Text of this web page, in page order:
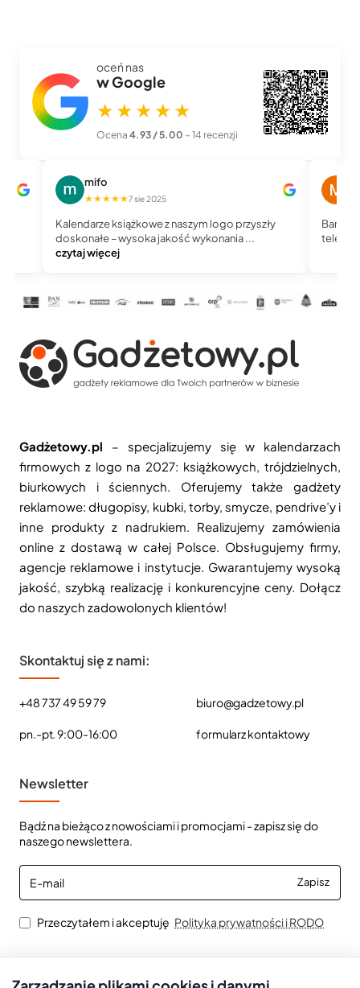
oceń nas
w Google
★★★★★
Ocena 4.93 / 5.00 – 14 recenzji
mifo
★★★★★7 sie 2025
Kalendarze książkowe z naszym logo przyszły
doskonałe – wysoka jakość wykonania ...
czytaj więcej
Bardzo
Gadżetowy.pl – specjalizujemy się w kalendarzach
firmowych z logo na 2027: książkowych, trójdzielnych,
biurkowych i ściennych. Oferujemy także gadżety
reklamowe: długopisy, kubki, torby, smycze, pendrive’y i
inne produkty z nadrukiem. Realizujemy zamówienia
online z dostawą w całej Polsce. Obsługujemy firmy,
agencje reklamowe i instytucje. Gwarantujemy wysoką
jakość, szybką realizację i konkurencyjne ceny. Dołącz
do naszych zadowolonych klientów!
Skontaktuj się z nami:
+48 737 49 59 79
pn.-pt. 9:00-16:00
biuro@gadzetowy.pl
formularz kontaktowy
Newsletter
Bądź na bieżąco z nowościami i promocjami - zapisz się do
naszego newslettera.
E-
mail
Zapisz
Przeczytałem i akceptuję Polityka prywatności i RODO